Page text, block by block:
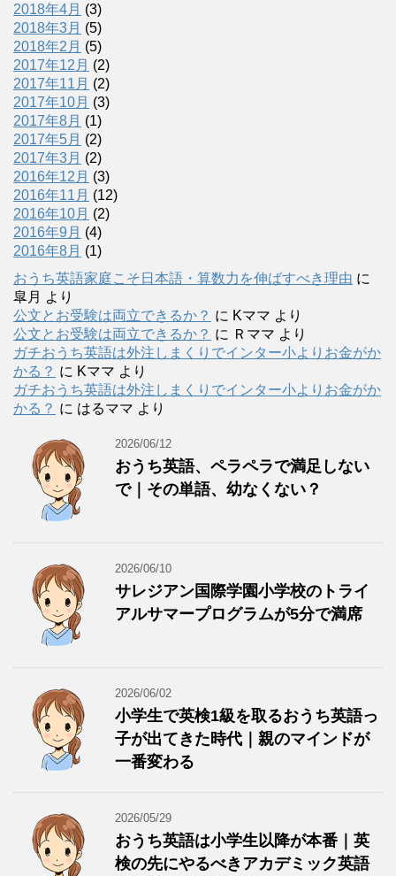
2018年4月 (3)
2018年3月 (5)
2018年2月 (5)
2017年12月 (2)
2017年11月 (2)
2017年10月 (3)
2017年8月 (1)
2017年5月 (2)
2017年3月 (2)
2016年12月 (3)
2016年11月 (12)
2016年10月 (2)
2016年9月 (4)
2016年8月 (1)
おうち英語家庭こそ日本語・算数力を伸ばすべき理由 に
皐月 より
公文とお受験は両立できるか？ に Kママ より
公文とお受験は両立できるか？ に Ｒママ より
ガチおうち英語は外注しまくりでインター小よりお金がか
かる？ に Kママ より
ガチおうち英語は外注しまくりでインター小よりお金がか
かる？ に はるママ より
2026/06/12
おうち英語、ペラペラで満足しない
で｜その単語、幼なくない？
2026/06/10
サレジアン国際学園小学校のトライ
アルサマープログラムが5分で満席
2026/06/02
小学生で英検1級を取るおうち英語っ
子が出てきた時代｜親のマインドが
一番変わる
2026/05/29
おうち英語は小学生以降が本番｜英
検の先にやるべきアカデミック英語